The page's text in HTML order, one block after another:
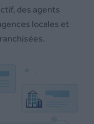
des agents
locales et